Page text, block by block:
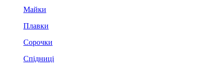
Майки
Плавки
Сорочки
Спідниці